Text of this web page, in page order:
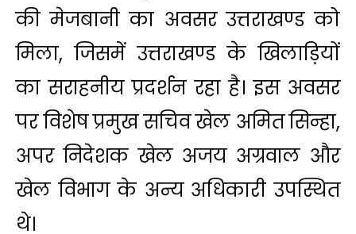
की मेजबानी का अवसर उत्तराखण्ड को
मिला, जिसमें उत्तराखण्ड के खिलाड़ियों
का सराहनीय प्रदर्शन रहा है। इस अवसर
पर विशेष प्रमुख सचिव खेल अमित सिन्हा,
अपर निदेशक खेल अजय अग्रवाल और
खेल विभाग के अन्य अधिकारी उपस्थित
थे।